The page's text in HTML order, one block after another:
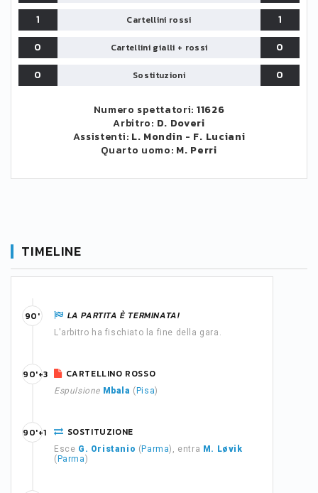
1
Cartellini rossi
1
0
Cartellini gialli + rossi
0
0
Sostituzioni 0
Numero spettatori: 11626
Arbitro: D. Doveri
Assistenti: L. Mondin - F. Luciani
Quarto uomo: M. Perri
TIMELINE
LA PARTITA È TERMINATA!
L'arbitro ha fischiato la fine della gara.
90'
CARTELLINO ROSSO
Espulsione Mbala ( Pisa)
90'+3
SOSTITUZIONE
Esce G. Oristanio ( Parma), entra M. Løvik
( Parma)
90'+1